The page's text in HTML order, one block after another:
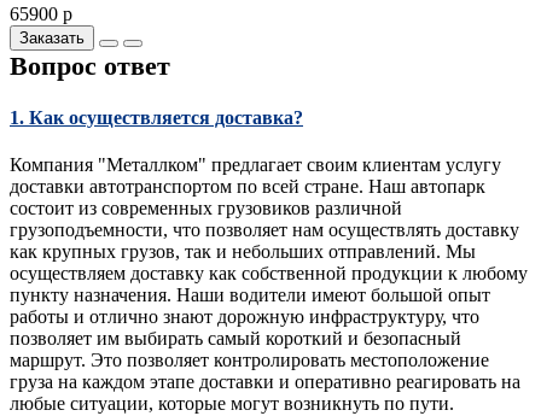
65900 р
Заказать
Вопрос ответ
1. Как осуществляется доставка?
Компания "Металлком" предлагает своим клиентам услугу
доставки автотранспортом по всей стране. Наш автопарк
состоит из современных грузовиков различной
грузоподъемности, что позволяет нам осуществлять доставку
как крупных грузов, так и небольших отправлений. Мы
осуществляем доставку как собственной продукции к любому
пункту назначения. Наши водители имеют большой опыт
работы и отлично знают дорожную инфраструктуру, что
позволяет им выбирать самый короткий и безопасный
маршрут. Это позволяет контролировать местоположение
груза на каждом этапе доставки и оперативно реагировать на
любые ситуации, которые могут возникнуть по пути.